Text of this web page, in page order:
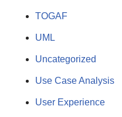
TOGAF
UML
Uncategorized
Use Case Analysis
User Experience